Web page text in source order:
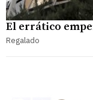
El errático
Regalado